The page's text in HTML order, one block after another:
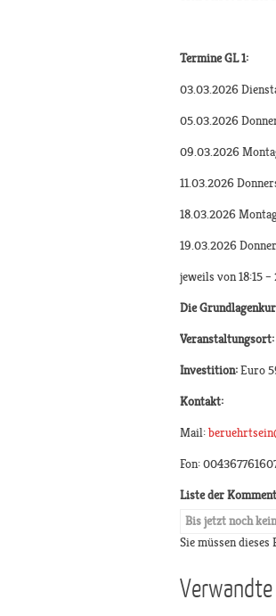
Termine GL 1:
03.03.2026
05.03.2026
09.03.2026
11.03.2026
18.03.2026
19.03.2026
jeweils von 18:15 –
Die
Veranstaltungsort:
Investition:Euro
Kontakt:
Mail:
Fon:
Liste der
Bis jetzt noch
Sie müssen